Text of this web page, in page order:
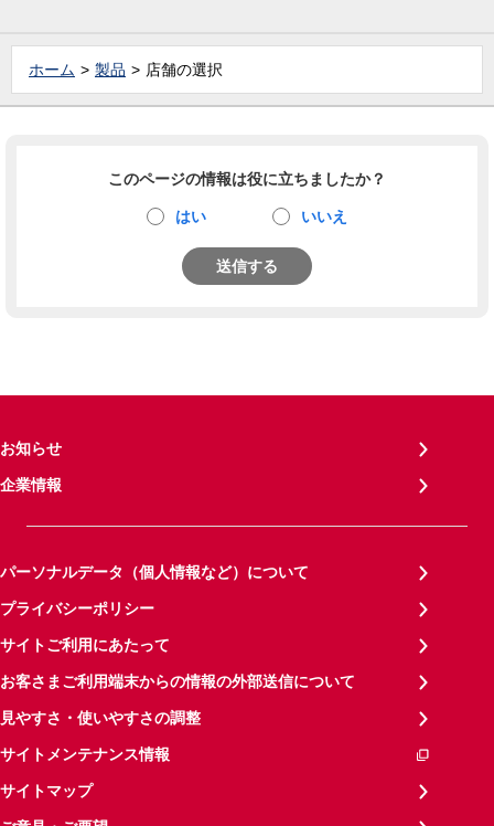
ホーム 製品 店舗の選択
このページの情報は役に立ちましたか？
はい いいえ
送信する
お知らせ
企業情報
パーソナルデータ（個人情報など）について
プライバシーポリシー
サイトご利用にあたって
お客さまご利用端末からの情報の外部送信について
見やすさ・使いやすさの調整
サイトメンテナンス情報
サイトマップ